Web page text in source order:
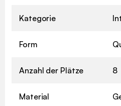
Kategorie
Form
Anzahl der Plätze 8
Material